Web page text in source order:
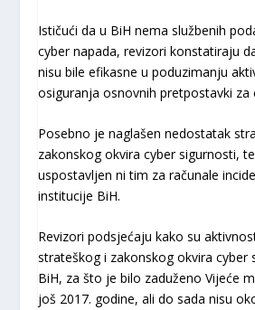
Ističući da u BiH nema službenih
cyber napada, revizori konstatiraju
nisu bile efikasne u poduzimanju
osiguranja osnovnih pretpostavki za
Posebno je naglašen nedostatak
zakonskog okvira cyber sigurnosti,
uspostavljen ni tim za računale
institucije BiH.
Revizori podsjećaju kako su
strateškog i zakonskog okvira cyber
BiH, za što je bilo zaduženo Vijeće
još 2017. godine, ali do sada nisu